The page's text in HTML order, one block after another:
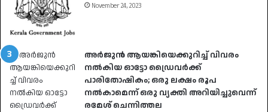
November 24, 2023
അർജുൻ ആയങ്കിയെക്കുറിച്ച് വിവരം
നൽകിയ ഓട്ടോ ഡ്രൈവർക്ക്
പാരിതോഷികം; ഒരു ലക്ഷം രൂപ
നൽകാമെന്ന് ഒരു വ്യക്തി അറിയിച്ചുവെന്ന്
രമേശ് ചെന്നിത്തല